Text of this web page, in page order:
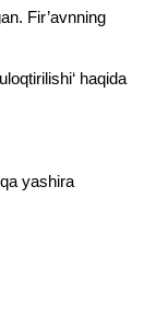
Fir’avnning
haqida
yashira